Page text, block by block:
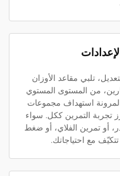
تلبي مقاعد الأوزان
من المستوى المستوي
المرونة استهداف مجموعات
تجربة التمرين ككل. سواء
أو تمرين الفلاي، أو ضغط
مع احتياجاتك.